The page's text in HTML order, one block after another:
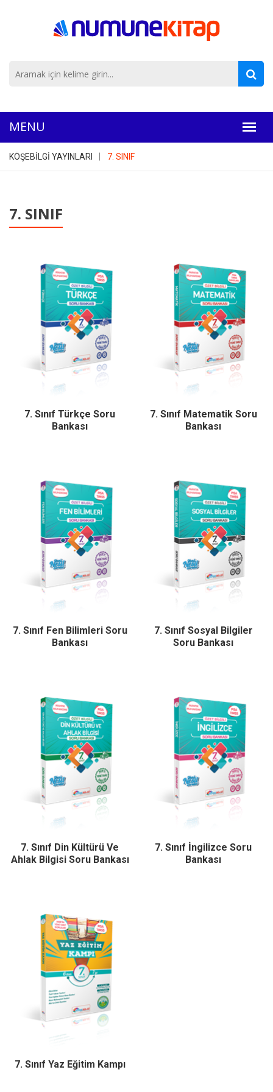
KÖŞEBİLGİ YAYINLARI 7. SINIF
7. SINIF
7. Sınıf Türkçe Soru
Bankası
7. Sınıf Matematik Soru
Bankası
7. Sınıf Fen Bilimleri Soru
Bankası
7. Sınıf Sosyal Bilgiler
Soru Bankası
7. Sınıf Din Kültürü Ve
Ahlak Bilgisi Soru Bankası
7. Sınıf İngilizce Soru
Bankası
7. Sınıf Yaz Eğitim Kampı